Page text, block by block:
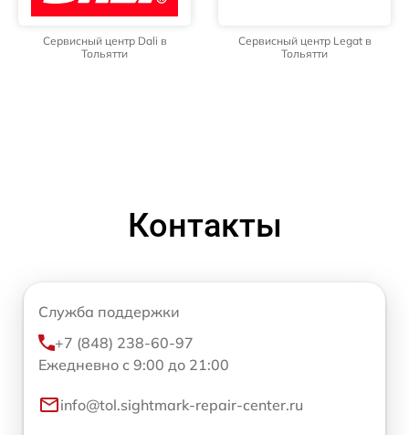
Сервисный центр Dali в
Тольятти
Сервисный центр Legat в
Тольятти
Контакты
Служба поддержки
+7 (848) 238-60-97
Ежедневно с 9:00 до 21:00
info@tol.sightmark-repair-center.ru